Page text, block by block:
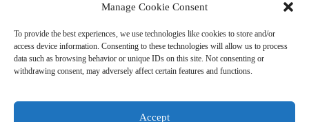
Manage Cookie Consent
To provide the best experiences, we use technologies like cookies to store and/or
access device information. Consenting to these technologies will allow us to process
data such as browsing behavior or unique IDs on this site. Not consenting or
withdrawing consent, may adversely affect certain features and functions.
Accept
Avengers: Doomsday — Full Plot Leak Breakdown: Act by
Explained
Marvel Mod
April 19, 2026